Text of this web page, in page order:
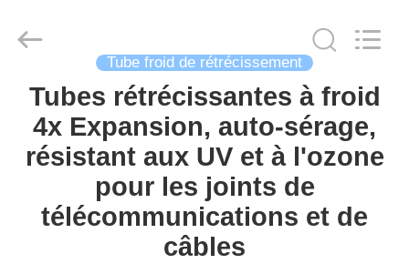
FIL
D'ACIER
TENEUR
INDUSTRIAL
CO.,
Reserved.
Tube froid de rétrécissement
Tubes rétrécissantes à froid
4x Expansion, auto-sérage,
résistant aux UV et à l'ozone
pour les joints de
télécommunications et de
câbles